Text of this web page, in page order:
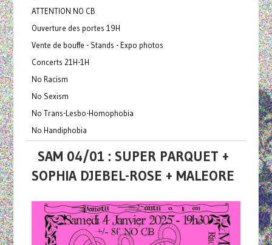
ATTENTION NO CB
Ouverture des portes 19H
Vente de bouffe - Stands - Expo photos
Concerts 21H-1H
No Racism
No Sexism
No Trans-Lesbo-Homophobia
No Handiphobia
SAM 04/01 : SUPER PARQUET +
SOPHIA DJEBEL-ROSE + MALEORE